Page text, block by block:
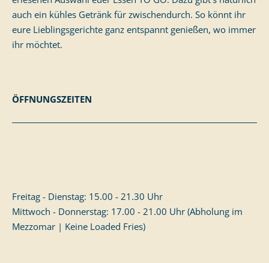
auch ein kühles Getränk für zwischendurch. So könnt ihr
eure Lieblingsgerichte ganz entspannt genießen, wo immer
ihr möchtet.
ÖFFNUNGSZEITEN
Freitag - Dienstag: 15.00 - 21.30 Uhr
Mittwoch - Donnerstag: 17.00 - 21.00 Uhr (Abholung im
Mezzomar | Keine Loaded Fries)